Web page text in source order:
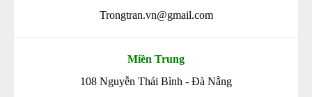
Trongtran.vn@gmail.com
Miền Trung
108 Nguyễn Thái Bình - Đà Nẵng